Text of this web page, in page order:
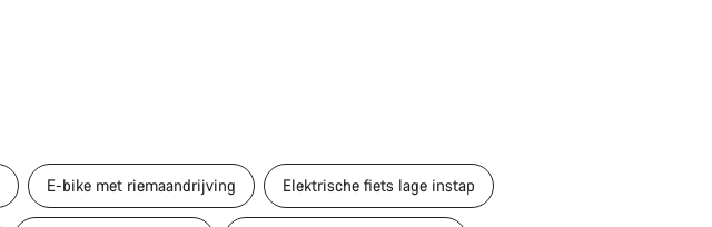
E-bike met riemaandrijving Elektrische fiets lage instap